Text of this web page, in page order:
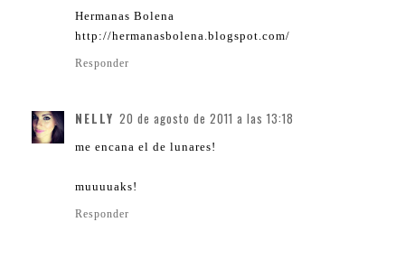
Hermanas Bolena
http://hermanasbolena.blogspot.com/
Responder
NELLY 20 de agosto de 2011 a las 13:18
me encana el de lunares!
muuuuaks!
Responder